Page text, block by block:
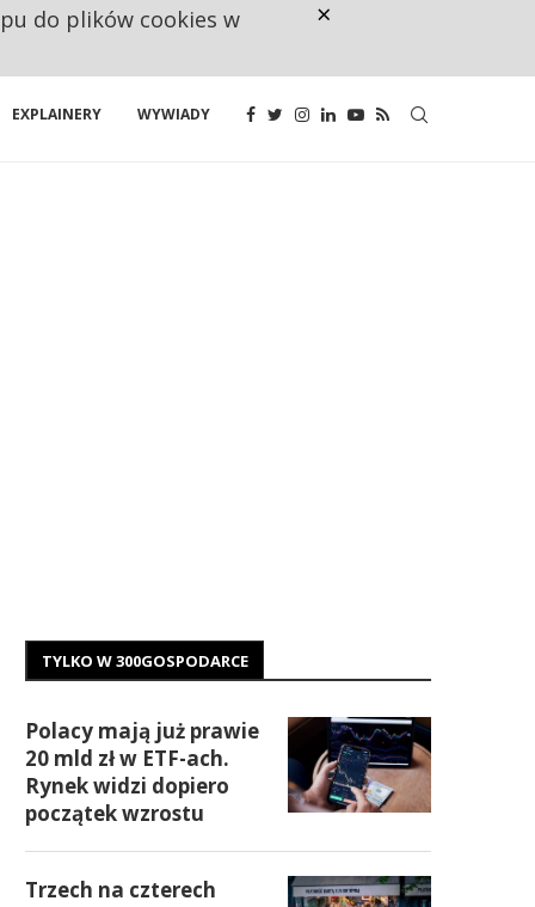
EXPLAINERY WYWIADY
TYLKO W 300GOSPODARCE
Polacy mają już prawie
20 mld zł w ETF-ach.
Rynek widzi dopiero
początek wzrostu
Trzech na czterech
do plików cookies w ×